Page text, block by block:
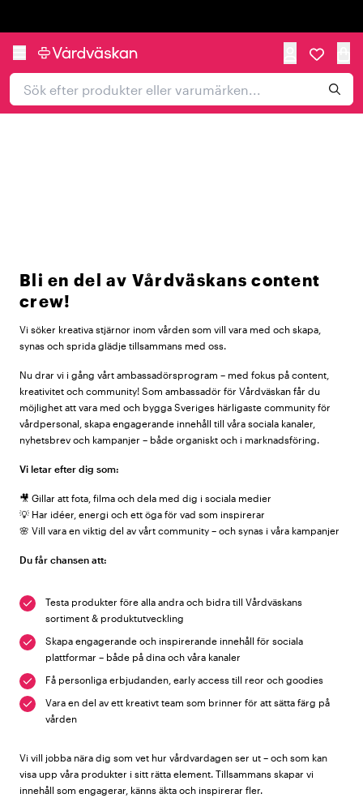
Bli en del av Vårdväskans content
crew!
Vi söker kreativa stjärnor inom vården som vill vara med och skapa,
synas och sprida glädje tillsammans med oss.
Nu drar vi i gång vårt ambassadörsprogram – med fokus på content,
kreativitet och community! Som ambassadör för Vårdväskan får du
möjlighet att vara med och bygga Sveriges härligaste community för
vårdpersonal, skapa engagerande innehåll till våra sociala kanaler,
nyhetsbrev och kampanjer – både organiskt och i marknadsföring.
Vi letar efter dig som:
🎥 Gillar att fota, filma och dela med dig i sociala medier
💡 Har idéer, energi och ett öga för vad som inspirerar
🌸 Vill vara en viktig del av vårt community – och synas i våra kampanjer
Du får chansen att:
Testa produkter före alla andra och bidra till Vårdväskans
sortiment & produktutveckling
Skapa engagerande och inspirerande innehåll för sociala
plattformar – både på dina och våra kanaler
Få personliga erbjudanden, early access till reor och goodies
Vara en del av ett kreativt team som brinner för att sätta färg på
vården
Vi vill jobba nära dig som vet hur vårdvardagen ser ut – och som kan
visa upp våra produkter i sitt rätta element. Tillsammans skapar vi
innehåll som engagerar, känns äkta och inspirerar fler.